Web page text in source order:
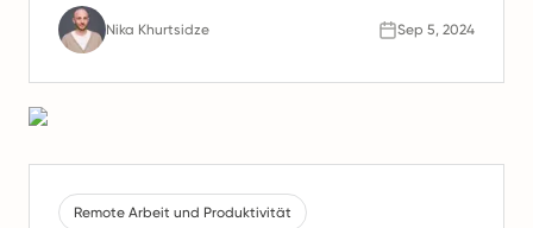
Nika Khurtsidze Sep 5, 2024
Remote Arbeit und Produktivität